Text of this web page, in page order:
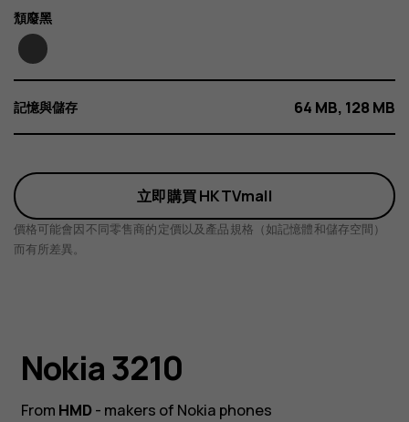
顏
色
頹廢黑
記憶與儲存 64 MB, 128 MB
立即購買 HKTVmall
價格可能會因不同零售商的定價以及產品規格（如記憶體和儲存空間）
而有所差異。
Nokia 3210
NOKIA 3210
Nokia 3210
From HMD- makers of Nokia phones